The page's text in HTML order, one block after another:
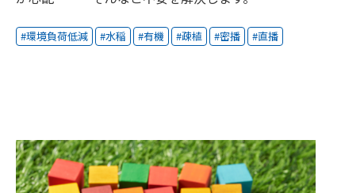
環境負荷低減 水稲 有機 疎植 密播 直播